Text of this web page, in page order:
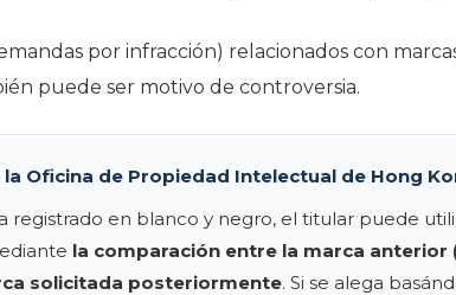
por infracción) relacionados con
puede ser motivo de controversia.
Oficina de Propiedad Intelectual de Hong
registrado en blanco y negro, el titular puede
la comparación entre la marca anterior
solicitada posteriormente. Si se alega